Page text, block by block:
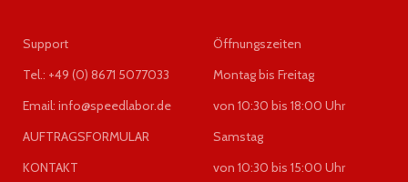
Support
Tel.: +49 (0) 8671 5077033
Email: info@speedlabor.de
AUFTRAGSFORMULAR
KONTAKT
Öffnungszeiten
Montag bis Freitag
von 10:30 bis 18:00 Uhr
Samstag
von 10:30 bis 15:00 Uhr